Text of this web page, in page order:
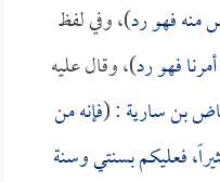
منه فهو رد)، وفي لفظ
فهو رد)، وقال عليه
بن سارية: (فإنه من
فعليكم بسنتي وسنة